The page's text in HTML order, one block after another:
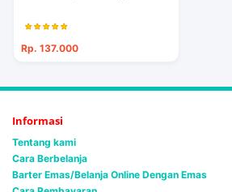
Rp. 137.000
Informasi
Tentang kami
Cara Berbelanja
Barter Emas/Belanja Online Dengan Emas